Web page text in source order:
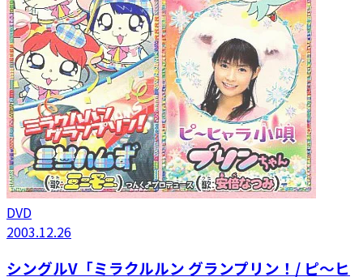
DVD
2003.12.26
シングルV「ミラクルルン グランプリン！/ ピ～ヒ